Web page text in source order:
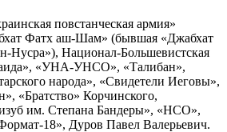
повстанческая армия»
Фатх аш-Шам» (бывшая «Джабхат
Нусра»), Национал-Большевистская
«УНА-УНСО», «Талибан»,
народа», «Свидетели Иеговы»,
«Братство» Корчинского,
им. Степана Бандеры», «НСО»,
18», Дуров Павел Валерьевич.